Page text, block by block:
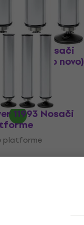
11992 Nosači
(Kao novo)
11993 Nosači
platforme